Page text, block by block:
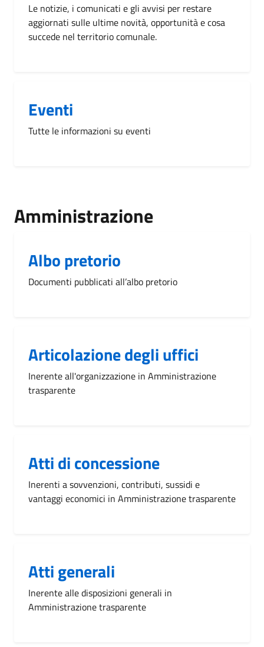
Le notizie, i comunicati e gli avvisi per restare
aggiornati sulle ultime novità, opportunità e cosa
succede nel territorio comunale.
Eventi
Tutte le informazioni su eventi
Amministrazione
Albo pretorio
Documenti pubblicati all’albo pretorio
Articolazione degli uffici
Inerente all'organizzazione in Amministrazione
trasparente
Atti di concessione
Inerenti a sovvenzioni, contributi, sussidi e
vantaggi economici in Amministrazione trasparente
Atti generali
Inerente alle disposizioni generali in
Amministrazione trasparente